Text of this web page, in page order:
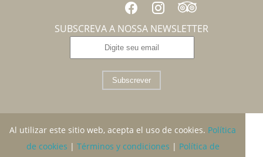
SUBSCREVA A NOSSA NEWSLETTER
Subscrever
Al utilizar este sitio web, acepta el uso de cookies. Política
de cookies | Términos y condiciones | Política de